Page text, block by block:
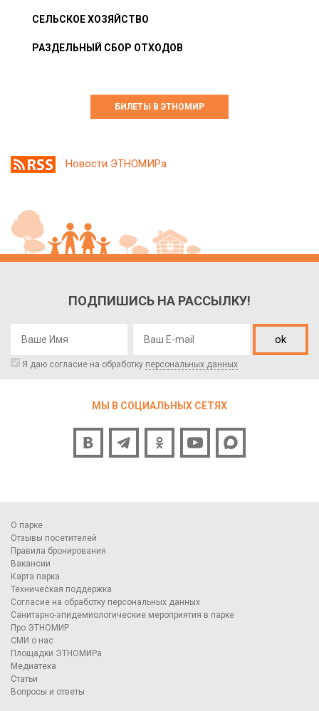
СЕЛЬСКОЕ ХОЗЯЙСТВО
РАЗДЕЛЬНЫЙ СБОР ОТХОДОВ
БИЛЕТЫ В ЭТНОМИР
Новости ЭТНОМИРа
ПОДПИШИСЬ НА РАССЫЛКУ!
ok
Я даю согласие на обработку персональных данных
МЫ В СОЦИАЛЬНЫХ СЕТЯХ
О парке
Отзывы посетителей
Правила бронирования
Вакансии
Карта парка
Техническая поддержка
Согласие на обработку персональных данных
Санитарно-эпидемиологические мероприятия в парке
Про ЭТНОМИР
СМИ о нас
Площадки ЭТНОМИРа
Медиатека
Статьи
Вопросы и ответы